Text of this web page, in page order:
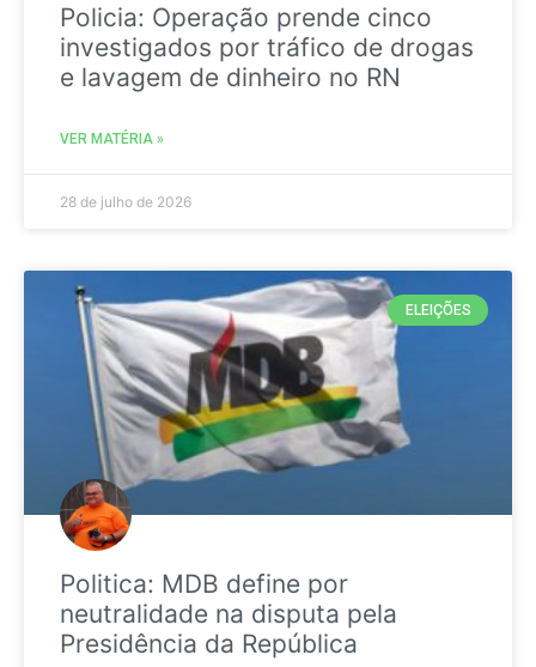
Policia: Operação prende cinco
investigados por tráfico de drogas
e lavagem de dinheiro no RN
VER MATÉRIA »
28 de julho de 2026
ELEIÇÕES
Politica: MDB define por
neutralidade na disputa pela
Presidência da República